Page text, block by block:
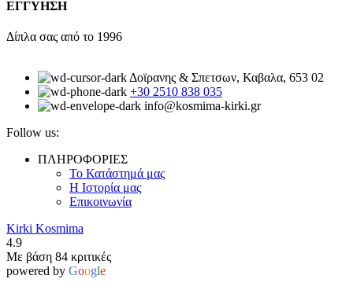
ΕΓΓΥΗΣΗ
Δίπλα σας από το 1996
Δοϊρανης & Σπετσων, Καβαλα, 653 02
+30 2510 838 035
info@kosmima-kirki.gr
Follow us:
ΠΛΗΡΟΦΟΡΙΕΣ
Το Κατάστημά μας
Η Ιστορία μας
Επικοινωνία
Kirki Kosmima
4.9
Με βάση 84 κριτικές
powered by Google